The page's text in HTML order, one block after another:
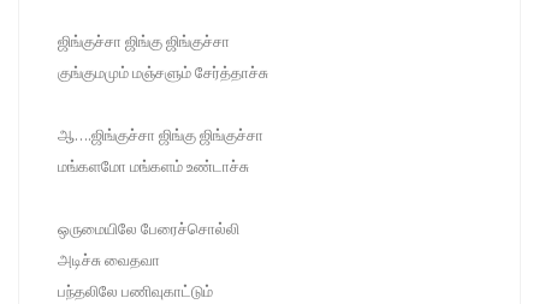
ஜிங்குச்சா ஜிங்கு ஜிங்குச்சா
குங்குமமும் மஞ்சளும் சேர்த்தாச்சு
ஆ….ஜிங்குச்சா ஜிங்கு ஜிங்குச்சா
மங்களமோ மங்களம் உண்டாச்சு
ஒருமையிலே பேரைச்சொல்லி
அடிச்சு வைதவா
பந்தலிலே பணிவுகாட்டும்